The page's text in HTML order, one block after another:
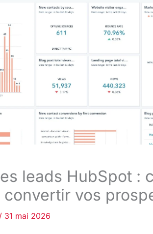
leads HubSpot :
vos
/ 31 mai 2026